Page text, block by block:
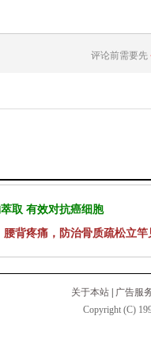
评论前需要先
取 有效对抗癌细胞
背疼痛，防治骨质疏松立竿
关于本站
广告服
Copyright (C)